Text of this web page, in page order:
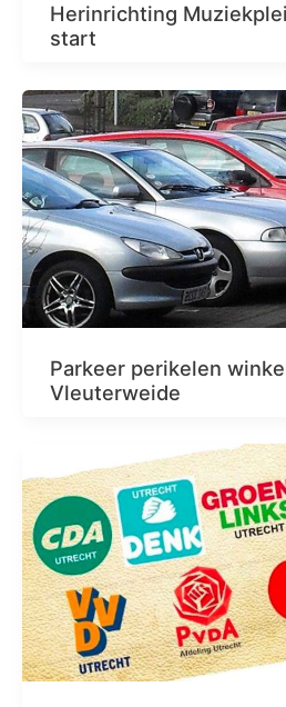
Herinrichting
start
Parkeer perikelen
Vleuterweide